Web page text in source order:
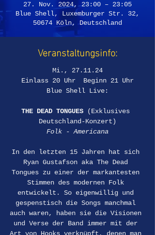
27. Nov. 2024, 23:00 – 23:05
Blue Shell, Luxemburger Str. 32,
50674 Köln, Deutschland
Veranstaltungsinfo:
Mi., 27.11.24
Einlass 20 Uhr  Beginn 21 Uhr
Blue Shell Live:
THE DEAD TONGUES
(Exklusives
Deutschland-Konzert)
Folk - Americana
In den letzten 15 Jahren hat sich
Ryan Gustafson aka The Dead
Tongues zu einer der markantesten
Stimmen des modernen Folk
entwickelt. So eigenwillig und
gespenstisch die Songs manchmal
auch waren, haben sie die Visionen
und Verse der Band immer mit der